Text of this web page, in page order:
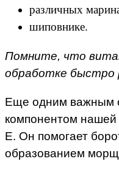
различных
шиповнике.
Помните, что
обработке быстро
Еще одним важным
компонентом
Е. Он помогает
образованием